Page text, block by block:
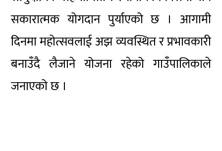
सकारात्मक योगदान पुर्याएको छ । आगामी
दिनमा महोत्सवलाई अझ व्यवस्थित र प्रभावकारी
बनाउँदै लैजाने योजना रहेको गाउँपालिकाले
जनाएको छ ।